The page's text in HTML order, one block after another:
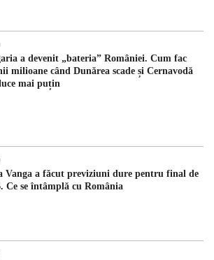
a devenit „bateria” României. Cum fac
milioane când Dunărea scade și Cernavodă
mai puțin
Vanga a făcut previziuni dure pentru final de
Ce se întâmplă cu România